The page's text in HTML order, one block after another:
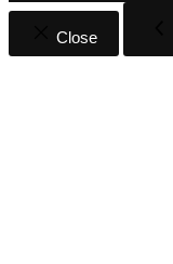
Close